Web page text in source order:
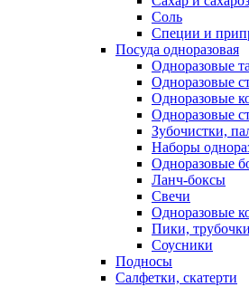
Соль
Специи и
Посуда одноразовая
Одноразовые
Одноразовые
Одноразовые
Одноразовые
Зубочистки,
Наборы
Одноразовые
Ланч-боксы
Свечи
Одноразовые
Пики,
Соусники
Подносы
Салфетки, скатерти